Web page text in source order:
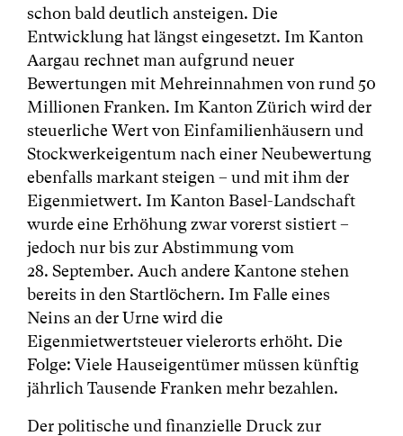
schon bald deutlich ansteigen. Die
Entwicklung hat längst eingesetzt. Im Kanton
Aargau rechnet man aufgrund neuer
Bewertungen mit Mehreinnahmen von rund 50
Millionen Franken. Im Kanton Zürich wird der
steuerliche Wert von Einfamilienhäusern und
Stockwerkeigentum nach einer Neubewertung
ebenfalls markant steigen – und mit ihm der
Eigenmietwert. Im Kanton Basel-Landschaft
wurde eine Erhöhung zwar vorerst sistiert –
jedoch nur bis zur Abstimmung vom
28. September. Auch andere Kantone stehen
bereits in den Startlöchern. Im Falle eines
Neins an der Urne wird die
Eigenmietwertsteuer vielerorts erhöht. Die
Folge: Viele Hauseigentümer müssen künftig
jährlich Tausende Franken mehr bezahlen.
Der politische und finanzielle Druck zur